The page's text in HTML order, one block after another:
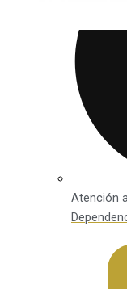
Atención